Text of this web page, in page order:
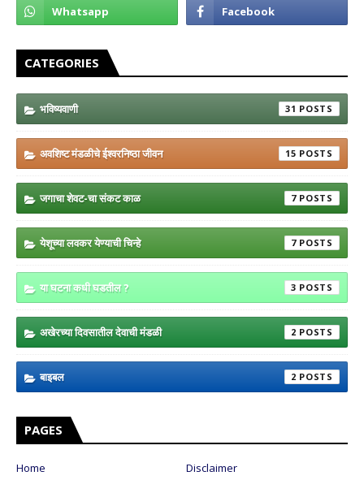
CATEGORIES
भविष्यवाणी 31
अवशिष्ट मंडळीचे ईश्वरनिष्ठा जीवन 15
जगाचा शेवट-चा संकट काळ 7
येशूच्या लवकर येण्याची चिन्हे 7
या घटना कधी घडतील ? 3
अखेरच्या दिवसातील देवाची मंडळी 2
बाइबल 2
PAGES
Home
Disclaimer